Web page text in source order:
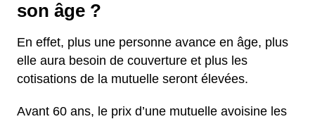
son âge ?
En effet, plus une personne avance en âge, plus
elle aura besoin de couverture et plus les
cotisations de la mutuelle seront élevées.
Avant 60 ans, le prix d’une mutuelle avoisine les